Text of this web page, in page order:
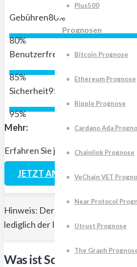
Plus500
Prognosen
Bitcoin Prognose
Ethereum Prognose
Ripple Prognose
Cardano Ada
Chainlink Prognose
VeChain VET
Near Protocol
Utrust Prognose
The Graph
Gebühren80%
80%
Benutzerfreundlichkeit85%
85%
Sicherheit95%
95%
Mehr:
Erfahren Sie jetzt mehr über
JETZT ANMELDEN
Hinweis: Der Handel mit
lediglich der Information.
Was ist Scalable.capital?